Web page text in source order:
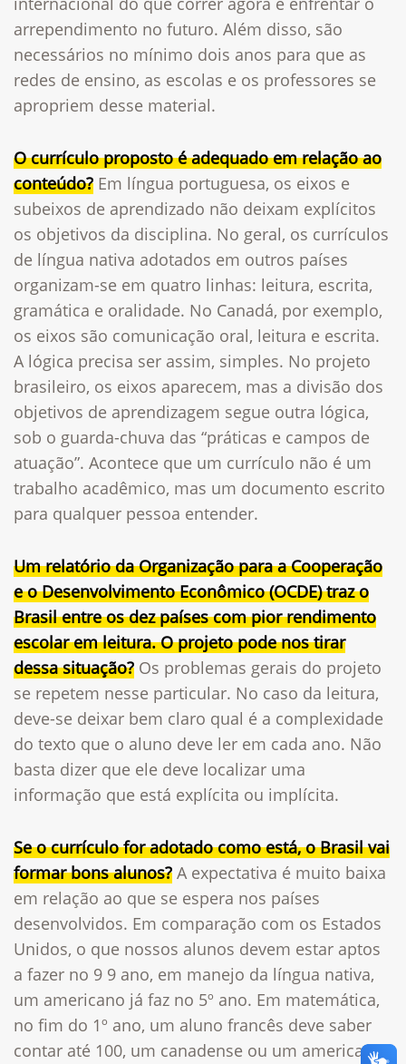
arrependimento no futuro. Além disso, são
necessários no mínimo dois anos para que as
redes de ensino, as escolas e os professores se
apropriem desse material.
O currículo proposto é adequado em relação ao
conteúdo? Em língua portuguesa, os eixos e
subeixos de aprendizado não deixam explícitos
os objetivos da disciplina. No geral, os currículos
de língua nativa adotados em outros países
organizam-se em quatro linhas: leitura, escrita,
gramática e oralidade. No Canadá, por exemplo,
os eixos são comunicação oral, leitura e escrita.
A lógica precisa ser assim, simples. No projeto
brasileiro, os eixos aparecem, mas a divisão dos
objetivos de aprendizagem segue outra lógica,
sob o guarda-chuva das “práticas e campos de
atuação”. Acontece que um currículo não é um
trabalho acadêmico, mas um documento escrito
para qualquer pessoa entender.
Um relatório da Organização para a Cooperação
e o Desenvolvimento Econômico (OCDE) traz o
Brasil entre os dez países com pior rendimento
escolar em leitura. O projeto pode nos tirar
dessa situação? Os problemas gerais do projeto
se repetem nesse particular. No caso da leitura,
deve-se deixar bem claro qual é a complexidade
do texto que o aluno deve ler em cada ano. Não
basta dizer que ele deve localizar uma
informação que está explícita ou implícita.
Se o currículo for adotado como está, o Brasil vai
formar bons alunos? A expectativa é muito baixa
em relação ao que se espera nos países
desenvolvidos. Em comparação com os Estados
Unidos, o que nossos alunos devem estar aptos
a fazer no 9 9 ano, em manejo da língua nativa,
um americano já faz no 5º ano. Em matemática,
no fim do 1º ano, um aluno francês deve saber
contar até 100, um canadense ou um americano,